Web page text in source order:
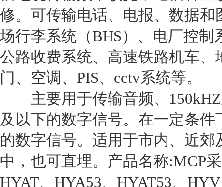
修。可传输电话、电报、数据
场行李系统（BHS）、电厂控
公路收费系统、高速铁路机车
门、空调、PIS、cctv系统等。
主要用于传输音频、150kHZ
及以下的数字信号。在一定条
的数字信号。适用于市内、近
中，也可直埋。产品名称:MCP
HYAT、HYA53、HYAT53、